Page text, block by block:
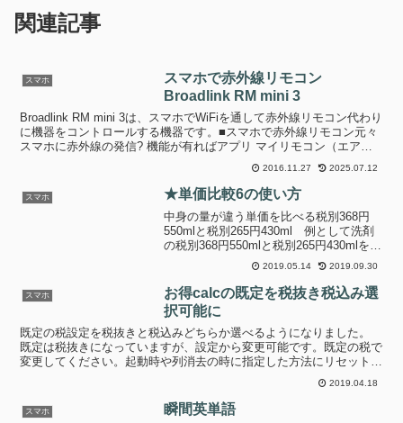
関連記事
スマホ
スマホで赤外線リモコン
Broadlink RM mini 3
Broadlink RM mini 3は、スマホでWiFiを通して赤外線リモコン代わり
に機器をコントロールする機器です。■スマホで赤外線リモコン元々
スマホに赤外線の発信? 機能が有ればアプリ マイリモコン（エアコ
2016.11.27 2025.07.12
スマホ ★単価比較6の使い方
中身の量が違う単価を比べる税別368円
550mlと税別265円430ml 例として洗剤
の税別368円550mlと税別265円430mlを比
べてみましょう。 まず1行目の価格に
368、量に550を入力、次に2行目の価格
に265、量に430を入...
2019.05.14 2019.09.30
スマホ
お得calcの既定を税抜き税込み選
択可能に
既定の税設定を税抜きと税込みどちらか選べるようになりました。
既定は税抜きになっていますが、設定から変更可能です。既定の税で
変更してください。起動時や列消去の時に指定した方法にリセットさ
れます。 いただいたご要望を反映させていただきました。...2019.04.18
スマホ 瞬間英単語